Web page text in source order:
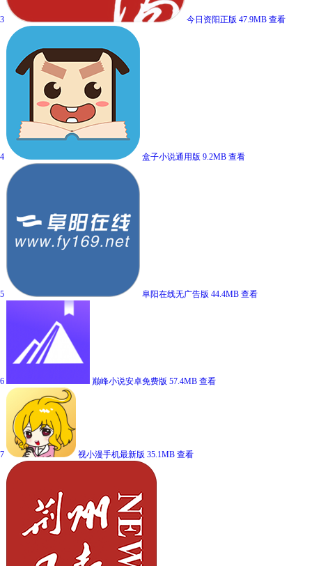
3 今日资阳正版 47.9MB 查看
4 盒子小说通用版 9.2MB 查看
5 阜阳在线无广告版 44.4MB 查看
6 巅峰小说安卓免费版 57.4MB 查看
7 视小漫手机最新版 35.1MB 查看